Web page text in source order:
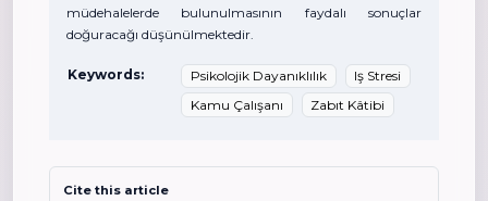
müdehalelerde bulunulmasının faydalı sonuçlar
doğuracağı düşünülmektedir.
Keywords: Psikolojik Dayanıklılık
Iş Stresi
Kamu Çalışanı
Zabıt Kâtibi
Cite this article